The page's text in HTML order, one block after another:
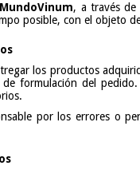
MundoVinum, a través de
posible, con el objeto
los productos
formulación del
por los errores o